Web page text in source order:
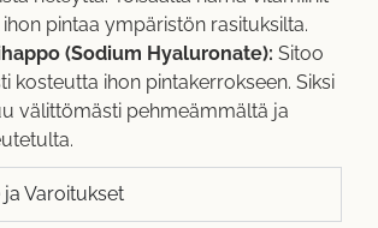
pintaa ympäristön rasituksilta.
(Sodium Hyaluronate): Sitoo
kosteutta ihon pintakerrokseen. Siksi
välittömästi pehmeämmältä ja
Varoitukset